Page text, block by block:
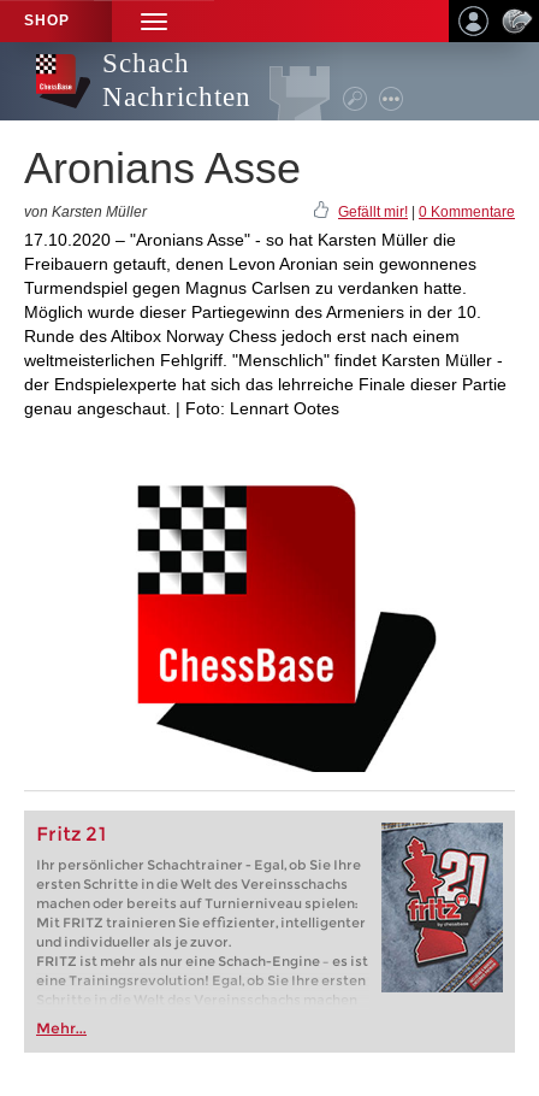
SHOP
TOGGLE
NAVIGATION
Schach
Nachrichten
Aronians Asse
von Karsten Müller Gefällt mir! 0 Kommentare
17.10.2020 – "Aronians Asse" - so hat Karsten Müller die
Freibauern getauft, denen Levon Aronian sein gewonnenes
Turmendspiel gegen Magnus Carlsen zu verdanken hatte.
Möglich wurde dieser Partiegewinn des Armeniers in der 10.
Runde des Altibox Norway Chess jedoch erst nach einem
weltmeisterlichen Fehlgriff. "Menschlich" findet Karsten Müller -
der Endspielexperte hat sich das lehrreiche Finale dieser Partie
genau angeschaut. | Foto: Lennart Ootes
Fritz 21
Ihr persönlicher Schachtrainer - Egal, ob Sie Ihre
ersten Schritte in die Welt des Vereinsschachs
machen oder bereits auf Turnierniveau spielen:
Mit FRITZ trainieren Sie effizienter, intelligenter
und individueller als je zuvor.
FRITZ ist mehr als nur eine Schach-Engine – es ist
eine Trainingsrevolution! Egal, ob Sie Ihre ersten
Schritte in die Welt des Vereinsschachs machen
oder bereits auf Turnierniveau spielen: Mit
FRITZ trainieren Sie effizienter, intelligenter und
individueller als je zuvor.
Mehr...